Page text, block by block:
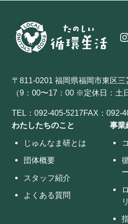
Instagram
〒811-0201 福岡県福岡市東区三
（9：00〜17：00 ※定休日：土
TEL：092-405-5217FAX：092-
わたしたちのこと
じゅんなま研とは
団体概要
スタッフ紹介
よくある質問
事業